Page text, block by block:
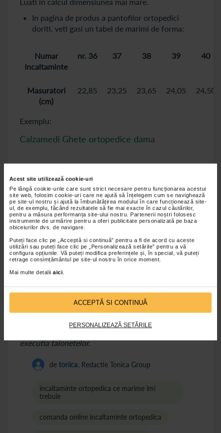
Acest site utilizează cookie-uri
Pe lângă cookie-urile care sunt strict necesare pentru funcționarea acestui
site web, folosim cookie-uri care ne ajută să înțelegem cum se navighează
pe site-ul nostru și ajută la îmbunătățirea modului în care funcționează site-
ul, de exemplu, făcând rezultatele să fie mai exacte în cazul căutărilor,
pentru a măsura performanța site-ului nostru. Partenerii noștri folosesc
instrumente de urmărire pentru a oferi publicitate personalizată pe baza
obiceiurilor dvs. de navigare.
Puteți face clic pe „Acceptă si continuă” pentru a fi de acord cu aceste
utilizări sau puteți face clic pe „Personalizează setările” pentru a vă
configura opțiunile. Vă puteți modifica preferințele și, în special, vă puteți
retrage consimțământul pe site-ul nostru în orice moment.
Mai multe detalii aici.
ACCEPTĂ SI CONTINUĂ
PERSONALIZEAZĂ SETĂRILE
In pagina de produs a pantofilor ortopedici
doriti, veti gasi un tabel de marimi de forma:
Numar
incaltaminte
nr. 36 37 38 39 40
Masuratori
(cm)
22,85 23,25 23,65 24,05 24,50
Exemplu:
Calzamedi Ghete ortopedice dama
SOLICITA O PROGRAMARE PENTRU
SCANAREA TALPII
[contact-form-7 id="183855" title="Programare
amprentare plantara"]
pacientilor, se utilizeaza de catre tehnicianul
ortoped pentru confectionarea talonetelor.
In locatiile Catena Pas cu Pas personalul nu este
abilitat sa puna diagnostic. Medicul specialist are
dreptul legal de a pune diagnostice.
executia talonetelor.
de tonica, Redactie Tonica Group
incaltaminte ortopedica ce marime imi
trebuie
comanda online incaltaminte ortopedica